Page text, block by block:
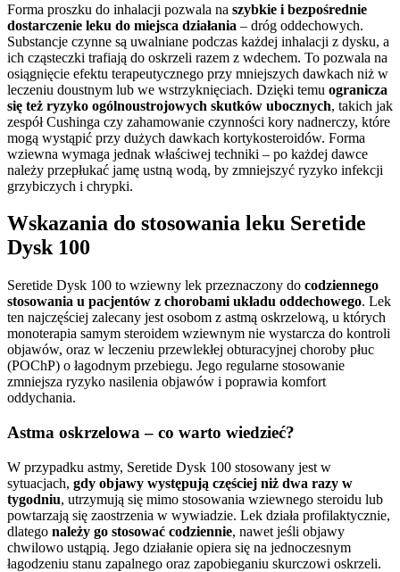
Forma proszku do inhalacji pozwala na szybkie i bezpośrednie
dostarczenie leku do miejsca działania – dróg oddechowych.
Substancje czynne są uwalniane podczas każdej inhalacji z dysku, a
ich cząsteczki trafiają do oskrzeli razem z wdechem. To pozwala na
osiągnięcie efektu terapeutycznego przy mniejszych dawkach niż w
leczeniu doustnym lub we wstrzyknięciach. Dzięki temu ogranicza
się też ryzyko ogólnoustrojowych skutków ubocznych, takich jak
zespół Cushinga czy zahamowanie czynności kory nadnerczy, które
mogą wystąpić przy dużych dawkach kortykosteroidów. Forma
wziewna wymaga jednak właściwej techniki – po każdej dawce
należy przepłukać jamę ustną wodą, by zmniejszyć ryzyko infekcji
grzybiczych i chrypki.
Wskazania do stosowania leku Seretide
Dysk 100
Seretide Dysk 100 to wziewny lek przeznaczony do codziennego
stosowania u pacjentów z chorobami układu oddechowego. Lek
ten najczęściej zalecany jest osobom z astmą oskrzelową, u których
monoterapia samym steroidem wziewnym nie wystarcza do kontroli
objawów, oraz w leczeniu przewlekłej obturacyjnej choroby płuc
(POChP) o łagodnym przebiegu. Jego regularne stosowanie
zmniejsza ryzyko nasilenia objawów i poprawia komfort
oddychania.
Astma oskrzelowa – co warto wiedzieć?
W przypadku astmy, Seretide Dysk 100 stosowany jest w
sytuacjach, gdy objawy występują częściej niż dwa razy w
tygodniu, utrzymują się mimo stosowania wziewnego steroidu lub
powtarzają się zaostrzenia w wywiadzie. Lek działa profilaktycznie,
dlatego należy go stosować codziennie, nawet jeśli objawy
chwilowo ustąpią. Jego działanie opiera się na jednoczesnym
łagodzeniu stanu zapalnego oraz zapobieganiu skurczowi oskrzeli.